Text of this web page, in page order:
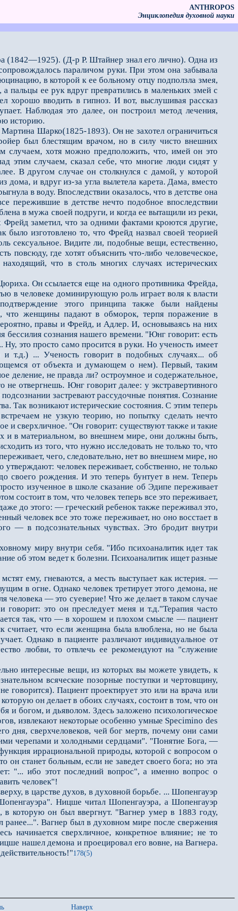
ANTHROPOS
Энциклопедия духовной науки
(1842—1925). (Д-р Р. Штайнер знал его лично). Одна из
параличом руки. При этом она забывала
в которой к ее больному отцу подползла змея,
пальцы ее рук вдруг превратились в маленьких змей с
хорошо вводить в гипноз. И вот, выслушивая рассказ
Наблюдая это далее, он построил метод лечения,
историю.
Шарко(1825-1893). Он не захотел ограничиться
был блестящим врачом, но в силу чисто внешних
случаем, хотя можно предположить, что, имей он это
этим случаем, сказал себе, что многие люди сидят у
В дру­гом случае он столкнулся с дамой, у которой
и вдруг из-за угла вылетела карета. Дама, вместо
в воду. Впоследствии оказалось, что в детстве она
пережившие в детстве нечто подобное впоследствии
в мужа своей подруги, и когда ее вытащили из реки,
заметил, что за одними факта­ми кроются другие,
изготовлено то, что Фрейд назвал своей теорией
сексуальное. Видите ли, подобные вещи, естественно,
повсюду, где хотят объяснить что-либо человеческое,
что в столь многих случаях истерических
Он ссылается еще на одного противника Фрейда,
в человеке доминирующую роль играет воля к власти
этого принципа также были найдены
что женщины падают в обморок, терпя поражение в
правы и Фрейд, и Адлер. И, основываясь на них
бессилия сознания нашего времени. "Юнг говорит: есть
это просто само просится в руки. Но уче­ность имеет
т.д.) ... Ученость говорит в подобных случаях... об
от объекта и думающем о нем). Первый, таким
деление, не правда ли? остроумное и содержательное,
не отвергнешь. Юнг говорит далее: у экстравертивного
застревают рассудочные понятия. Сознание
Так возникают истерические состояния. С этим теперь
не узкую теорию, но попытку сделать нечто
и сверхличное. "Он говорит: существуют также и такие
и в материальном, во внешнем мире, они должны быть,
из того, что нужно исследовать не только то, что
чего, следовательно, нет во внешнем мире, но
человек переживает, собственно, не только
своего рожде­ния. И это теперь бунтует в нем. Теперь
изученное в школе сказание об Эдипе переживает
состоит в том, что человек теперь все это пе­реживает,
до этого: — греческий ребенок также переживал это,
человек все это тоже переживает, но оно восстает в
— в подсознательных чувствах. Это бродит внутри
миру внутри се­бя. "Ибо психоаналитик идет так
об этом ведет к болезни. Психоаналитик ищет разные
ему, гневаются, а месть выступает как истерия. —
в огне. Однако человек третирует этого демона, не
человека — это суеверие! Что же делает в таком слу­чае
это он преследует меня и т.д."Терапия часто
так, что — в хорошем и плохом смысле — пациент
считает, что если женщина была влюблена, но не была
Однако в пациен­те различают индивидуальное от
любви, то отвлечь ее рекомендуют на "служение
интересные вещи, из которых вы можете увидеть, к
всяческие позорные поступки и чертовщину,
говорится). Пациент проектирует это или на врача или
он делает в обо­их случаях, состоит в том, что он
и богом, и дьяволом. Здесь заложено психологическое
извлекают некоторые особенно умные Specimino des
дня, сверхчеловеков, чей бог мертв, почему они сами
черепами и холодными сердцами". "Понятие Бога, —
иррациональной природы, которой с вопросом о
он станет больным, если не заведет своего бога; но эта
"... ибо этот последний вопрос", а именно вопрос о
человек"!
в царстве духов, в духовной борьбе. ... Шопенгауэр
Ницше читал Шопенгауэра, а Шопенгауэр
которую он был ввергнут. "Вагнер умер в 1883 году,
Вагнер был в духовном мире после свержения
сверхличное, конкретное влияние; не то
нашел демона и проецировал его вовне, на Вагнера.
178(5)
Наверх